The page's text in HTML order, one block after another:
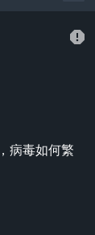
病毒如何繁